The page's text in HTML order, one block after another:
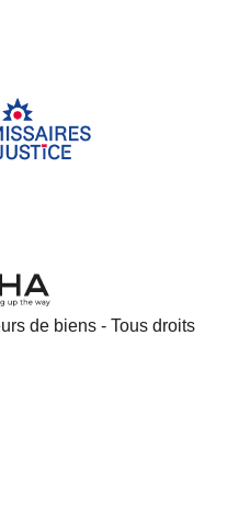
de biens - Tous droits